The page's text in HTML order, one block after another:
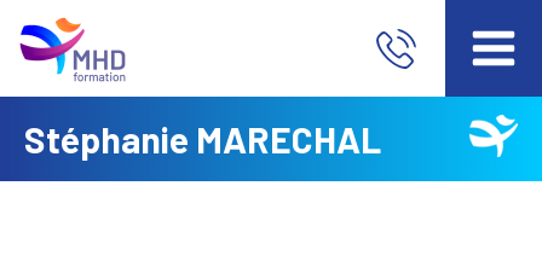
Stéphanie MARECHAL